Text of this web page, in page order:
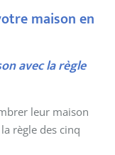
maison en
avec la règle
leur maison
règle des cinq